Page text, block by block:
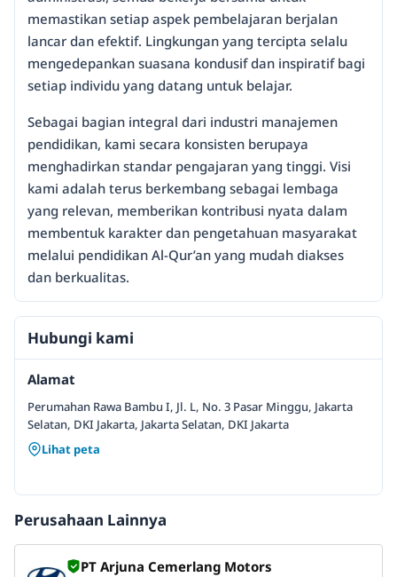
memastikan setiap aspek pembelajaran berjalan
lancar dan efektif. Lingkungan yang tercipta selalu
mengedepankan suasana kondusif dan inspiratif bagi
setiap individu yang datang untuk belajar.
Sebagai bagian integral dari industri manajemen
pendidikan, kami secara konsisten berupaya
menghadirkan standar pengajaran yang tinggi. Visi
kami adalah terus berkembang sebagai lembaga
yang relevan, memberikan kontribusi nyata dalam
membentuk karakter dan pengetahuan masyarakat
melalui pendidikan Al-Qur’an yang mudah diakses
dan berkualitas.
Hubungi kami
Alamat
Perumahan Rawa Bambu I, Jl. L, No. 3 Pasar Minggu, Jakarta
Selatan, DKI Jakarta, Jakarta Selatan, DKI Jakarta
Lihat peta
Perusahaan Lainnya
PT Arjuna Cemerlang Motors